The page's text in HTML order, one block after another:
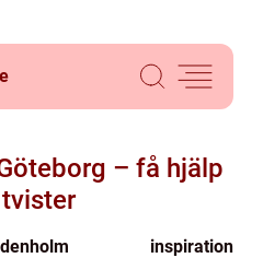
– få hjälp
inspiration